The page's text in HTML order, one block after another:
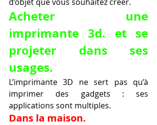
Acheter une
imprimante 3d. et se
projeter dans ses
usages.
L’imprimante 3D ne sert pas qu’à
imprimer des gadgets : ses
applications sont multiples.
Dans la maison.